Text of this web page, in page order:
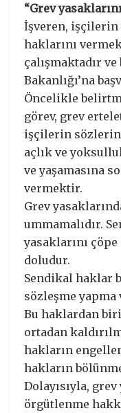
“Grev
İşveren, işçilerin
haklarını
çalışmaktadır ve
Bakanlığı’na
Öncelikle
görev, grev
işçilerin
açlık ve
ve yaşamasına
vermektir.
Grev
ummamalıdır.
yasaklarını
doludur.
Sendikal haklar
sözleşme yapma
Bu haklardan
ortadan
hakların
hakların
Dolayısıyla,
örgütlenme